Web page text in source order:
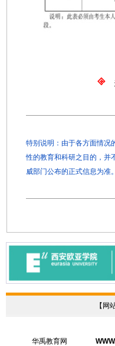
特别说明：由于各方面情况
性的教育和科研之目的，并
威部门公布的正式信息为准。
【 网
华禹教育网